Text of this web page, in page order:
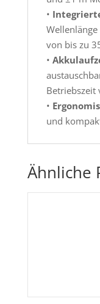
•
von bis zu
•
Betriebszeit
•
und
Ähnliche